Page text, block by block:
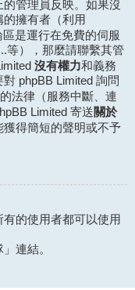
管理員反映。如果沒
擁有者（利用
是運行在免費的伺服
等），那麼請聯繫其管
沒有權力和義務
phpBB Limited 詢問
法律（服務中斷、連
Limited 寄送關於
得簡短的聲明或不予
的使用者都可以使用
連結。